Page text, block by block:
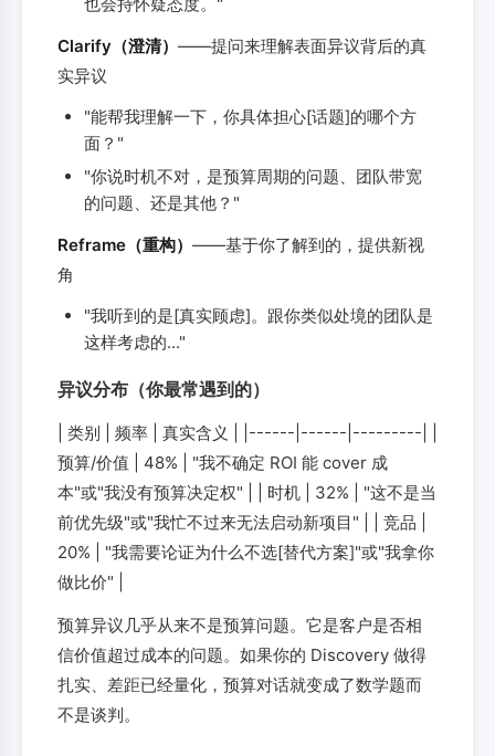
Clarify（澄清） ——提问来理解表面异议背后的真
实异议
"能帮我理解一下，你具体担心[话题]的哪个方
面？"
"你说时机不对，是预算周期的问题、团队带宽
的问题、还是其他？"
Reframe（重构） ——基于你了解到的，提供新视
角
"我听到的是[真实顾虑]。跟你类似处境的团队是
这样考虑的..."
异议分布（你最常遇到的）
| 类别 | 频率 | 真实含义 | |------|------|---------| |
预算/价值 | 48% | "我不确定 ROI 能 cover 成
本"或"我没有预算决定权" | | 时机 | 32% | "这不是当
前优先级"或"我忙不过来无法启动新项目" | | 竞品 |
20% | "我需要论证为什么不选[替代方案]"或"我拿你
做比价" |
预算异议几乎从来不是预算问题。它是客户是否相
信价值超过成本的问题。如果你的 Discovery 做得
扎实、差距已经量化，预算对话就变成了数学题而
不是谈判。